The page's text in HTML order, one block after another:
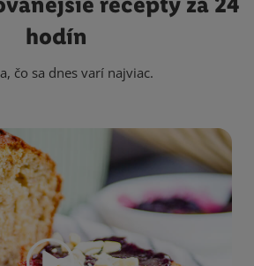
hodín
čo sa dnes varí najviac.